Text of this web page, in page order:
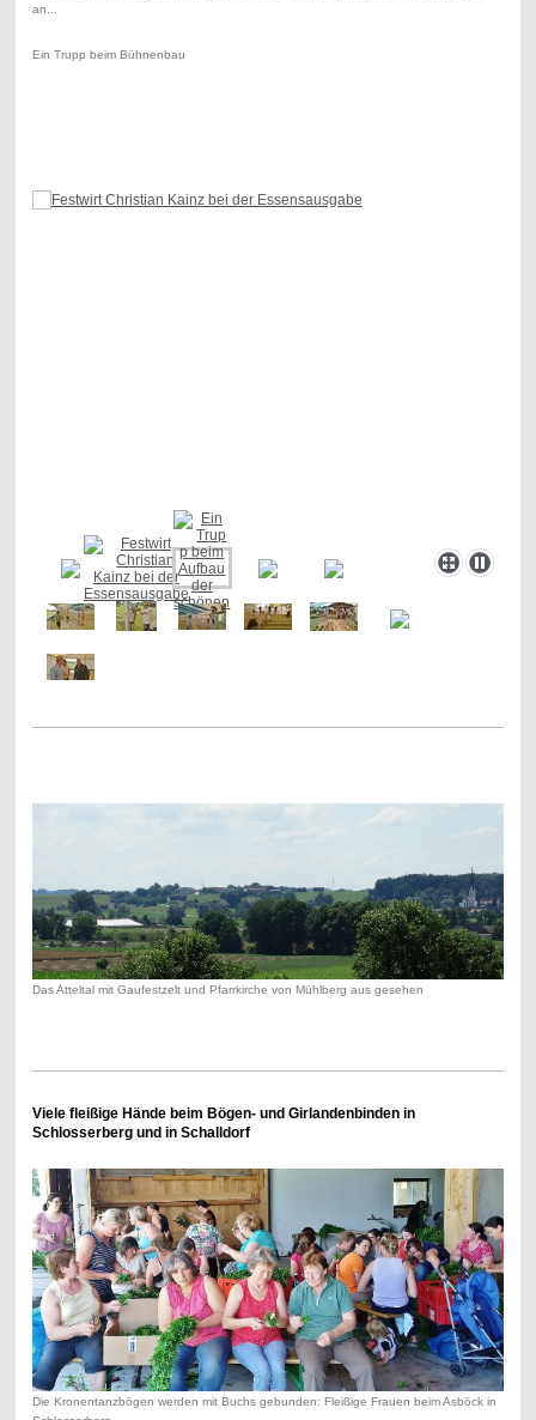
an...
Ein Trupp beim Bühnenbau
Das Atteltal mit Gaufestzelt und Pfarrkirche von Mühlberg aus gesehen
Viele fleißige Hände beim Bögen- und Girlandenbinden in
Schlosserberg und in Schalldorf
Die Kronentanzbögen werden mit Buchs gebunden: Fleißige Frauen beim Asböck in